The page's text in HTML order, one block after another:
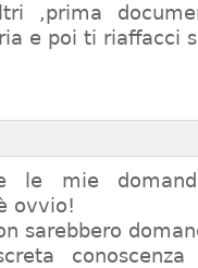
,prima
e poi ti riaffacci
le mie
ovvio!
sarebbero